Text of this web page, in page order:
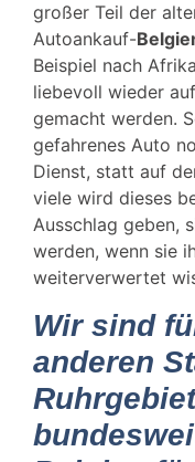
großer Teil der
Autoankauf-
Beispiel nach
liebevoll wieder
gemacht werden.
gefahrenes Auto
Dienst, statt auf
viele wird dieses
Ausschlag geben,
werden, wenn sie
weiterverwertet
Wir sind
anderen